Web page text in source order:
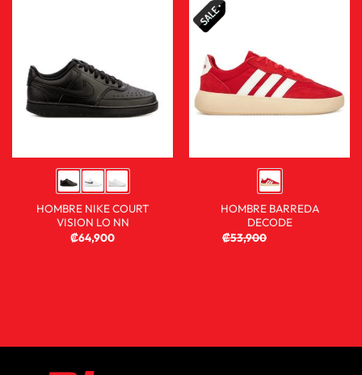
HOMBRE NIKE COURT
VISION LO NN
₡64,900
HOMBRE BARREDA
DECODE
₡53,900